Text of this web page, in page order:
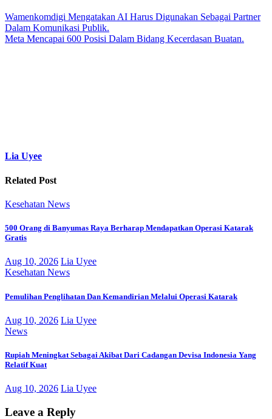
Wamenkomdigi Mengatakan AI Harus Digunakan Sebagai Partner
Dalam Komunikasi Publik.
Meta Mencapai 600 Posisi Dalam Bidang Kecerdasan Buatan.
Lia Uyee
Related Post
Kesehatan News
500 Orang di Banyumas Raya Berharap Mendapatkan Operasi Katarak
Gratis
Aug 10, 2026 Lia Uyee
Kesehatan News
Pemulihan Penglihatan Dan Kemandirian Melalui Operasi Katarak
Aug 10, 2026 Lia Uyee
News
Rupiah Meningkat Sebagai Akibat Dari Cadangan Devisa Indonesia Yang
Relatif Kuat
Aug 10, 2026 Lia Uyee
Leave a Reply